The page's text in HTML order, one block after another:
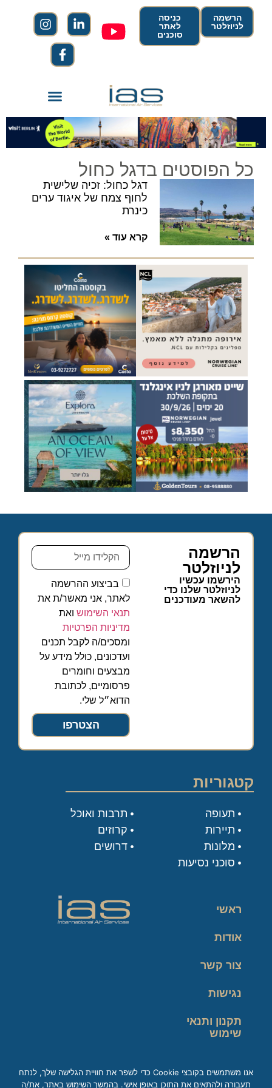
הרשמה
לניוזלטר
כניסה
לאתר
סוכנים
כל הפוסטים בדגל כחול
דגל כחול: זכיה שלישית
לחוף צמח של איגוד ערים
כינרת
קרא עוד »
הרשמה
לניוזלטר
הירשמו עכשיו
לניוזלטר שלנו כדי
להשאר מעודכנים
בביצוע ההרשמה
לאתר, אני מאשר/ת את
תנאי השימוש ואת
מדיניות הפרטיות
ומסכים/ה לקבל תכנים
ועדכונים, כולל מידע על
מבצעים וחומרים
פרסומיים, לכתובת
הדוא״ל שלי.
הצטרפו
קטגוריות
תעופה
תיירות
מלונות
סוכני נסיעות
תרבות ואוכל
קרוזים
דרושים
ראשי
אודות
צור קשר
נגישות
תקנון ותנאי
שימוש
אנו משתמשים בקובצי Cookie כדי לשפר את חוויית הגלישה שלך, לנתח
תעבורה ולהתאים את התוכן באופן אישי. בהמשך השימוש באתר, את/ה